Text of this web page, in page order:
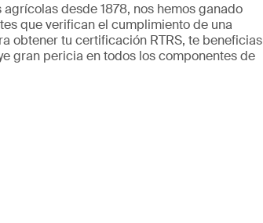
desde 1878, nos hemos ganado
que verifican el cumplimiento de una
obtener tu certificación RTRS, te beneficias
gran pericia en todos los componentes de